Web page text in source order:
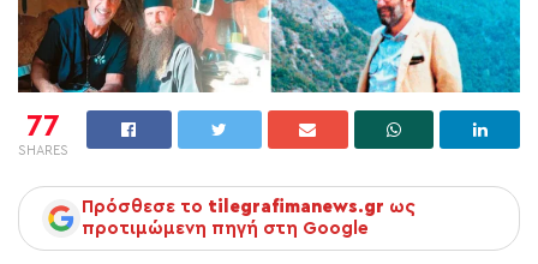
77
SHARES
Πρόσθεσε το tilegrafimanews.gr ως
προτιμώμενη πηγή στη Google